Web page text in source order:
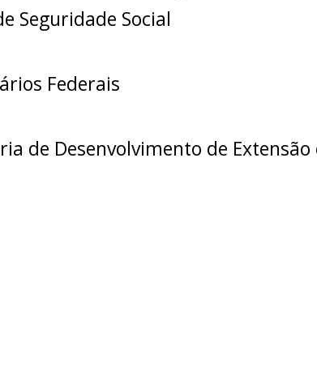
Seguridade Social
Federais
de Desenvolvimento de Extensão